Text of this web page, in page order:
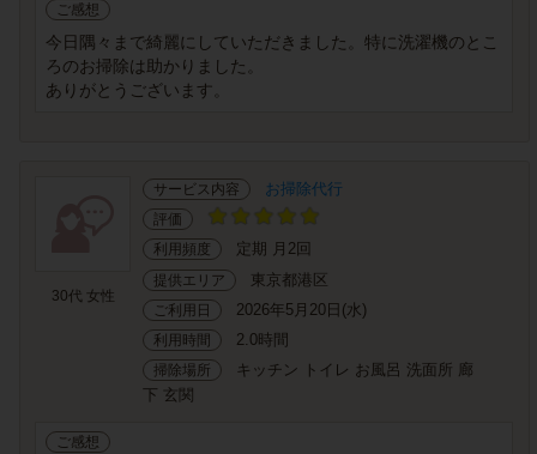
ご感想
今日隅々まで綺麗にしていただきました。特に洗濯機のとこ
ろのお掃除は助かりました。
ありがとうございます。
30代 女性
サービス内容 お掃除代行
評価
利用頻度
定期 月2回
提供エリア 東京都港区
ご利用日 2026年5月20日(水)
利用時間 2.0時間
掃除場所
キッチン トイレ お風呂 洗面所 廊
下 玄関
ご感想